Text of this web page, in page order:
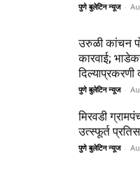
पुणे बुलेटिन न्यूज -
उरुळी कांचन
कारवाई;
दिल्याप्रकरणी
पुणे बुलेटिन न्यूज -
मिरवडी
उत्स्फूर्त
पुणे बुलेटिन न्यूज -